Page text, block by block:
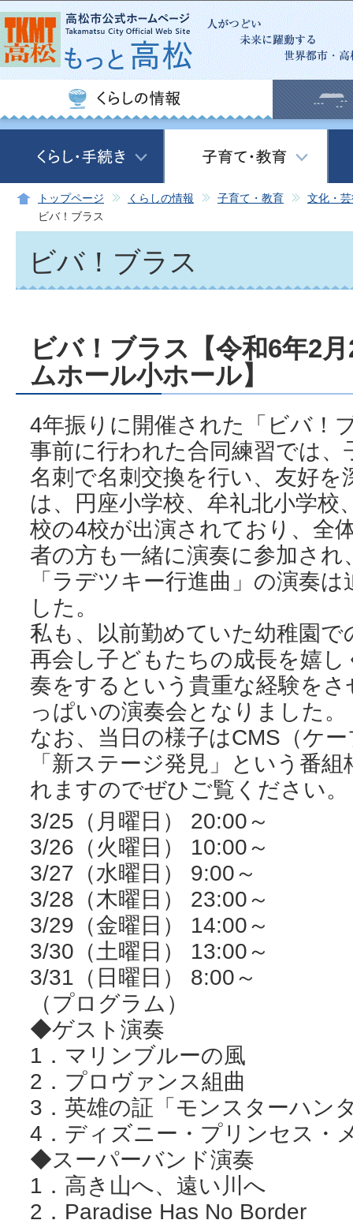
この
トップページ くらしの情報 子育て・教育
文化・
ビバ！ブラス
ビバ！ブラス
ビバ！ブラス【令和6年2
ムホール小ホール】
4年振りに開催された「ビバ！
事前に行われた合同練習では
名刺で名刺交換を行い、友好
は、円座小学校、牟礼北小学校
校の4校が出演されており、全
者の方も一緒に演奏に参加さ
「ラデツキー行進曲」の演奏
した。
私も、以前勤めていた幼稚園
再会し子どもたちの成長を嬉
奏をするという貴重な経験を
っぱいの演奏会となりました。
なお、当日の様子はCMS（ケ
「新ステージ発見」という番
れますのでぜひご覧ください。
3/25（月曜日） 20:00～
3/26（火曜日） 10:00～
3/27（水曜日） 9:00～
3/28（木曜日） 23:00～
3/29（金曜日） 14:00～
3/30（土曜日） 13:00～
3/31（日曜日） 8:00～
（プログラム）
◆ゲスト演奏
1．マリンブルーの風
2．プロヴァンス組曲
3．英雄の証「モンスターハン
4．ディズニー・プリンセス・
◆スーパーバンド演奏
1．高き山へ、遠い川へ
2．Paradise Has No Border